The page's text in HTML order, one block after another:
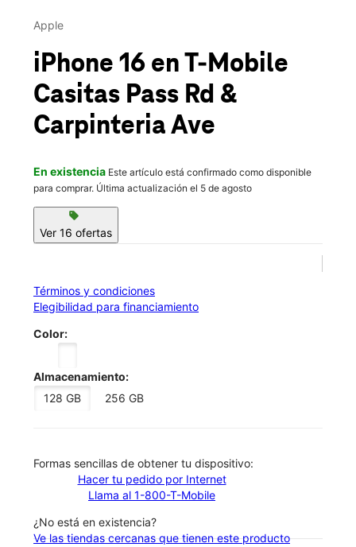
Mar.:
1006 Casitas Pass Rd Carpinteria, CA 93013
Apple
iPhone 16 en T-Mobile
Casitas Pass Rd &
Carpinteria Ave
En existencia Este artículo está confirmado como disponible
para comprar. Última actualización el 5 de agosto
sell
Ver 16 ofertas
Términos y condiciones
Elegibilidad para financiamiento
Color:
Almacenamiento:
128 GB
256 GB
​​​​​​​Formas sencillas de obtener tu dispositivo:
Hacer tu pedido por Internet
Llama al 1-800-T-Mobile
¿No está en existencia?
Ve las tiendas cercanas que tienen este producto